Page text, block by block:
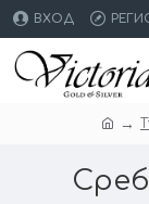
ВХОД